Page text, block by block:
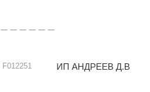
F012251 ИП АНДРЕЕВ Д.В